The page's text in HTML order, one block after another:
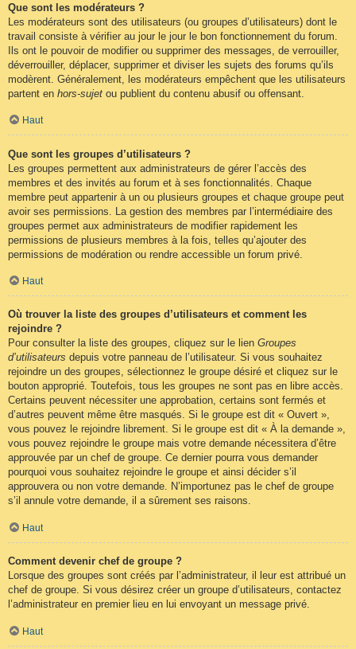
Que sont les modérateurs ?
Les modérateurs sont des utilisateurs (ou groupes d’utilisateurs) dont le
travail consiste à vérifier au jour le jour le bon fonctionnement du forum.
Ils ont le pouvoir de modifier ou supprimer des messages, de verrouiller,
déverrouiller, déplacer, supprimer et diviser les sujets des forums qu’ils
modèrent. Généralement, les modérateurs empêchent que les utilisateurs
partent en hors-sujet ou publient du contenu abusif ou offensant.
Haut
Que sont les groupes d’utilisateurs ?
Les groupes permettent aux administrateurs de gérer l’accès des
membres et des invités au forum et à ses fonctionnalités. Chaque
membre peut appartenir à un ou plusieurs groupes et chaque groupe peut
avoir ses permissions. La gestion des membres par l’intermédiaire des
groupes permet aux administrateurs de modifier rapidement les
permissions de plusieurs membres à la fois, telles qu’ajouter des
permissions de modération ou rendre accessible un forum privé.
Haut
Où trouver la liste des groupes d’utilisateurs et comment les
rejoindre ?
Pour consulter la liste des groupes, cliquez sur le lien Groupes
d’utilisateurs depuis votre panneau de l’utilisateur. Si vous souhaitez
rejoindre un des groupes, sélectionnez le groupe désiré et cliquez sur le
bouton approprié. Toutefois, tous les groupes ne sont pas en libre accès.
Certains peuvent nécessiter une approbation, certains sont fermés et
d’autres peuvent même être masqués. Si le groupe est dit « Ouvert »,
vous pouvez le rejoindre librement. Si le groupe est dit « À la demande »,
vous pouvez rejoindre le groupe mais votre demande nécessitera d’être
approuvée par un chef de groupe. Ce dernier pourra vous demander
pourquoi vous souhaitez rejoindre le groupe et ainsi décider s’il
approuvera ou non votre demande. N’importunez pas le chef de groupe
s’il annule votre demande, il a sûrement ses raisons.
Haut
Comment devenir chef de groupe ?
Lorsque des groupes sont créés par l’administrateur, il leur est attribué un
chef de groupe. Si vous désirez créer un groupe d’utilisateurs, contactez
l’administrateur en premier lieu en lui envoyant un message privé.
Haut